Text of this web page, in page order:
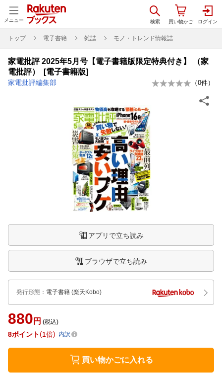
メニュー
トップ 電子書籍 雑誌 モノ・トレンド情報誌
家電批評 2025年5月号【電子書籍版限定特典付き】 （家
電批評） [電子書籍版]
家電批評編集部 （0件）
アプリで立ち読み
ブラウザで立ち読み
発行形態 ： 電子書籍 (楽天Kobo)
880 円 (税込)
8ポイント 1倍 内訳
買い物かごに入れる